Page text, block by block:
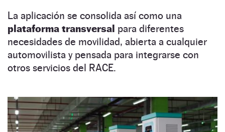
La aplicación se consolida así como una
plataforma transversal para diferentes
necesidades de movilidad, abierta a cualquier
automovilista y pensada para integrarse con
otros servicios del RACE.